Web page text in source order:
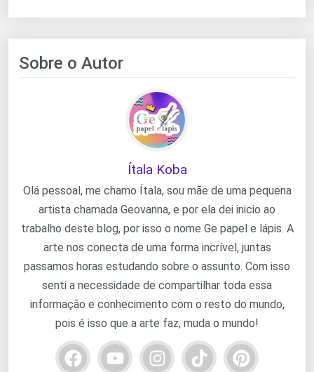
Sobre o Autor
Ítala Koba
Olá pessoal, me chamo Ítala, sou mãe de uma pequena
artista chamada Geovanna, e por ela dei inicio ao
trabalho deste blog, por isso o nome Ge papel e lápis. A
arte nos conecta de uma forma incrível, juntas
passamos horas estudando sobre o assunto. Com isso
senti a necessidade de compartilhar toda essa
informação e conhecimento com o resto do mundo,
pois é isso que a arte faz, muda o mundo!